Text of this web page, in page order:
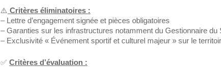
⚠️ Critères éliminatoires :
– Lettre d’engagement signée et pièces obligatoires
– Garanties sur les infrastructures notamment du Gestionnaire du
– Exclusivité « Événement sportif et culturel majeur » sur le
✅Critères d’évaluation :